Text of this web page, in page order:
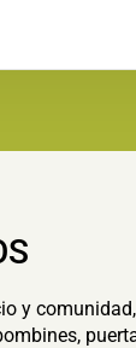
y